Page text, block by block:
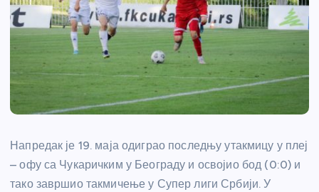
Напредак је 19. маја одиграо последњу утакмицу у плеј
– офу са Чукаричким у Београду и освојио бод (0:0) и
тако завршио такмичење у Супер лиги Србији. У